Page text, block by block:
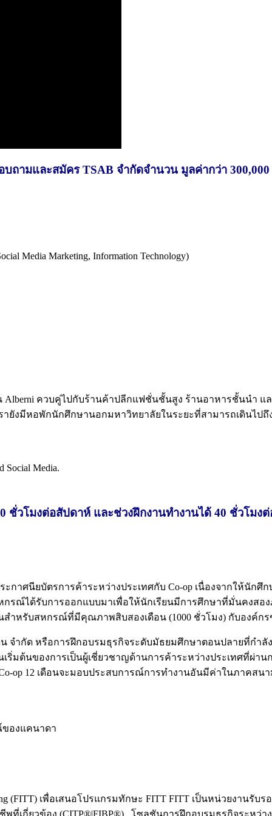
ถามและสมัคร TSAB จำกัดจำนวน มูลค่ากว่า
Media Marketing, Information Technology)
Alberni ควบคู่ไปกับร้านค้าปลีกแฟชั่นชั้นสูง ร้านอาหารชั้นนํา แล
ยังมีหอพักนักศึกษานอกมหาวิทยาลัยในระยะที่สามารถเดินไปถึ
Social Media.
ชั่วโมงต่อสัปดาห์ และช่วงฝึกงานทำงานได้ 40 ชั่วโมง
กาศนียบัตรการค้าระหว่างประเทศกับ Co-op เนื่องจากให้นัก
ณ์ได้รับการออกแบบมาเพื่อให้นักเรียนมีการศึกษาที่มั่นคงสอ
าหรับสหกรณ์ที่มีคุณภาพสิบสองเดือน (1000 ชั่วโมง) กับองค์ก
ากัด หรือการฝึกอบรมธุรกิจระดับมัธยมศึกษาตอนปลายที่กํา
มต้นของการเป็นผู้เชี่ยวชาญด้านการค้าระหว่างประเทศที่ผ่าน
op 12 เดือนจะมอบประสบการณ์การทํางานอันมีค่าในภาคสน
ของแคนาดา
(FITT) เพื่อเสนอโปรแกรมทักษะ FITT FITT เป็นหน่วยงา